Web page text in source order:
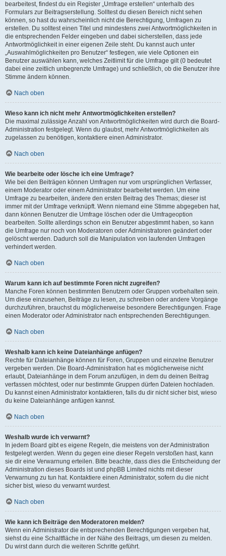
bearbeitest, findest du ein Register „Umfrage erstellen“ unterhalb des
Formulars zur Beitragserstellung. Solltest du diesen Bereich nicht sehen
können, so hast du wahrscheinlich nicht die Berechtigung, Umfragen zu
erstellen. Du solltest einen Titel und mindestens zwei Antwortmöglichkeiten in
die entsprechenden Felder eingeben und dabei sicherstellen, dass jede
Antwortmöglichkeit in einer eigenen Zeile steht. Du kannst auch unter
„Auswahlmöglichkeiten pro Benutzer“ festlegen, wie viele Optionen ein
Benutzer auswählen kann, welches Zeitlimit für die Umfrage gilt (0 bedeutet
dabei eine zeitlich unbegrenzte Umfrage) und schließlich, ob die Benutzer ihre
Stimme ändern können.
Nach oben
Wieso kann ich nicht mehr Antwortmöglichkeiten erstellen?
Die maximal zulässige Anzahl von Antwortmöglichkeiten wird durch die Board-
Administration festgelegt. Wenn du glaubst, mehr Antwortmöglichkeiten als
zugelassen zu benötigen, kontaktiere einen Administrator.
Nach oben
Wie bearbeite oder lösche ich eine Umfrage?
Wie bei den Beiträgen können Umfragen nur vom ursprünglichen Verfasser,
einem Moderator oder einem Administrator bearbeitet werden. Um eine
Umfrage zu bearbeiten, ändere den ersten Beitrag des Themas; dieser ist
immer mit der Umfrage verknüpft. Wenn niemand eine Stimme abgegeben hat,
dann können Benutzer die Umfrage löschen oder die Umfrageoption
bearbeiten. Sollte allerdings schon ein Benutzer abgestimmt haben, so kann
die Umfrage nur noch von Moderatoren oder Administratoren geändert oder
gelöscht werden. Dadurch soll die Manipulation von laufenden Umfragen
verhindert werden.
Nach oben
Warum kann ich auf bestimmte Foren nicht zugreifen?
Manche Foren können bestimmten Benutzern oder Gruppen vorbehalten sein.
Um diese einzusehen, Beiträge zu lesen, zu schreiben oder andere Vorgänge
durchzuführen, brauchst du möglicherweise besondere Berechtigungen. Frage
einen Moderator oder Administrator nach entsprechenden Berechtigungen.
Nach oben
Weshalb kann ich keine Dateianhänge anfügen?
Rechte für Dateianhänge können für Foren, Gruppen und einzelne Benutzer
vergeben werden. Die Board-Administration hat es möglicherweise nicht
erlaubt, Dateianhänge in dem Forum anzufügen, in dem du deinen Beitrag
verfassen möchtest, oder nur bestimmte Gruppen dürfen Dateien hochladen.
Du kannst einen Administrator kontaktieren, falls du dir nicht sicher bist, wieso
du keine Dateianhänge anfügen kannst.
Nach oben
Weshalb wurde ich verwarnt?
In jedem Board gibt es eigene Regeln, die meistens von der Administration
festgelegt werden. Wenn du gegen eine dieser Regeln verstoßen hast, kann
sie dir eine Verwarnung erteilen. Bitte beachte, dass dies die Entscheidung der
Administration dieses Boards ist und phpBB Limited nichts mit dieser
Verwarnung zu tun hat. Kontaktiere einen Administrator, sofern du die nicht
sicher bist, wieso du verwarnt wurdest.
Nach oben
Wie kann ich Beiträge den Moderatoren melden?
Wenn ein Administrator die entsprechenden Berechtigungen vergeben hat,
siehst du eine Schaltfläche in der Nähe des Beitrags, um diesen zu melden.
Du wirst dann durch die weiteren Schritte geführt.